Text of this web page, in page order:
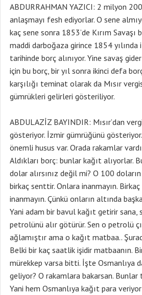
ABDURRAHMAN YAZICI: 2 milyon
anlaşmayı fesh ediyorlar. O sene
kaç sene sonra 1853’de Kırım Savaşı
maddi darboğaza girince 1854 yılında
tarihinde borç alınıyor. Yine savaş
için bu borç, bir yıl sonra ikinci defa
karşılığı teminat olarak da Mısır
gümrükleri gelirleri gösteriliyor.
ABDULAZİZ BAYINDIR: Mısır’dan
gösteriyor. İzmir gümrüğünü
önemli husus var. Orada rakamlar
Aldıkları borç: bunlar kağıt alıyorlar.
dolar alırsınız değil mi? O 100
birkaç senttir. Onlara inanmayın.
inanmayın. Çünkü onların altında
Yani adam bir bavul kağıt getirir
petrolünü alır götürür. Sen o petrolü
ağlamıştır ama o kağıt matbaa..
Belki bir kaç saatlik işidir matbaanın.
mürekkep varsa bitti. İşte Osmanlıya
geliyor? O rakamlara bakarsan.
Yani hem Osmanlıya kağıt para